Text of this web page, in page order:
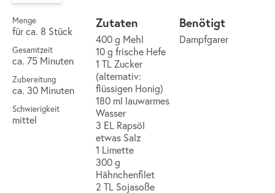
Menge
für ca. 8 Stück
Gesamtzeit
ca. 75 Minuten
Zubereitung
ca. 30 Minuten
Schwierigkeit
mittel
Zutaten
400 g Mehl
10 g frische Hefe
1 TL Zucker
(alternativ:
flüssigen Honig)
180 ml lauwarmes
Wasser
3 EL Rapsöl
etwas Salz
1 Limette
300 g
Hähnchenfilet
2 TL Sojasoße
Benötigt
Dampfgarer